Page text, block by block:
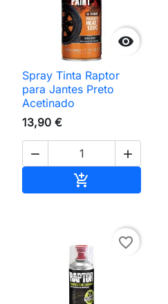

Spray Tinta Raptor
para Jantes Preto
Acetinado
13,90 €
 

favorite_border